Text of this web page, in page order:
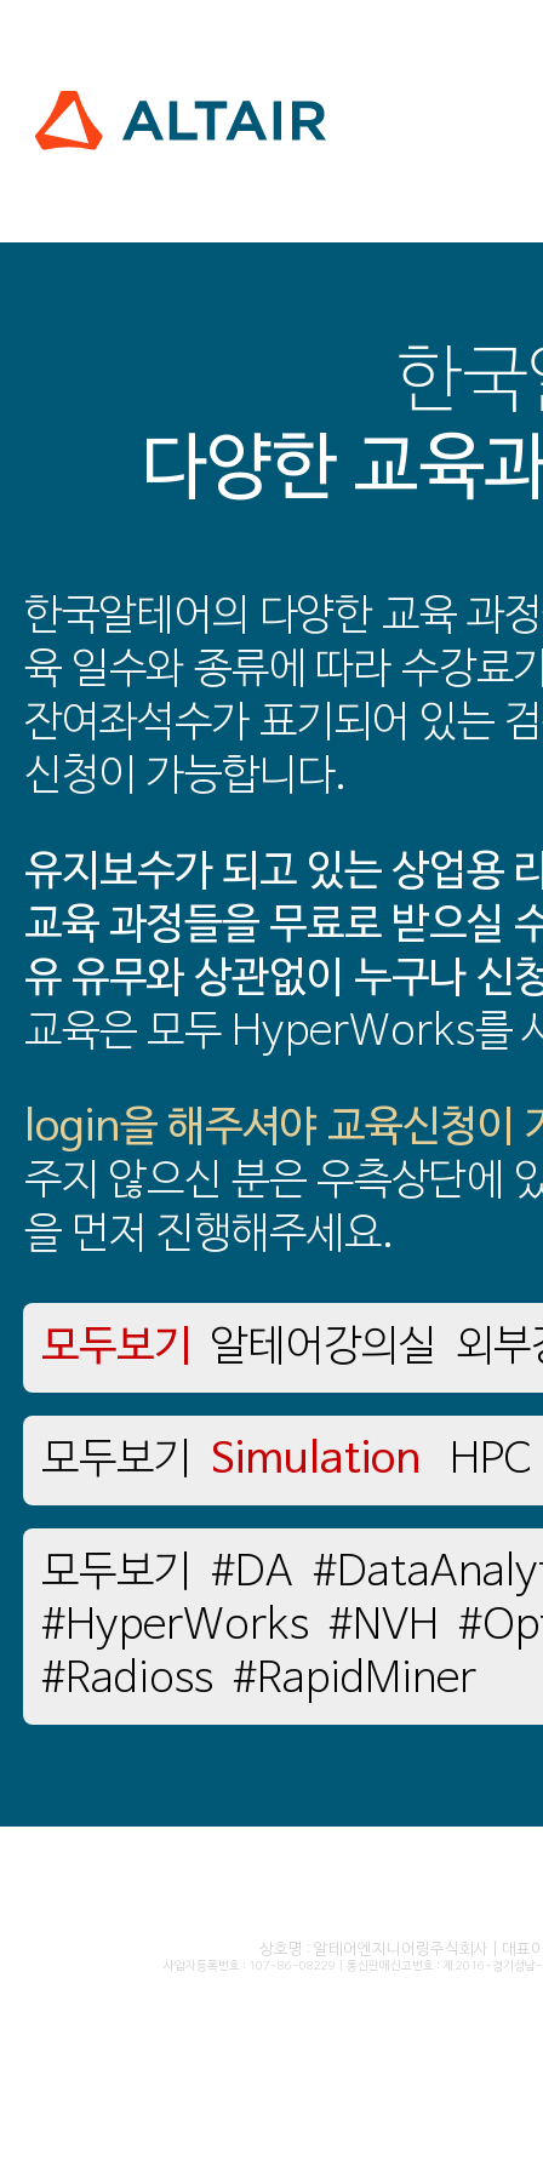
한
다양한 교육
한국알테어의 다양한 교육 과
육 일수와 종류에 따라 수강료
잔여좌석수가 표기되어 있는
신청이 가능합니다.
유지보수가 되고 있는 상업용
교육 과정들을 무료로 받으실
유 유무와 상관없이 누구나 신
교육은 모두 HyperWorks를
login을 해주셔야 교육신청이
주지 않으신 분은 우측상단에
을 먼저 진행해주세요.
모두보기 알테어강의실 외부
모두보기 Simulation HPC
모두보기 #DA
#HyperWorks #NVH
#Radioss #RapidMiner
상호명 : 알테어엔지니어링주식회사 | 대표
사업자등록번호 : 107-86-08229 | 통신판매신고번호 : 제 2016-경기성